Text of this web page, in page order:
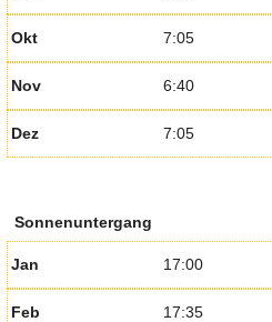
Okt 7:05
Nov 6:40
Dez 7:05
Sonnenuntergang
Jan 17:00
Feb 17:35